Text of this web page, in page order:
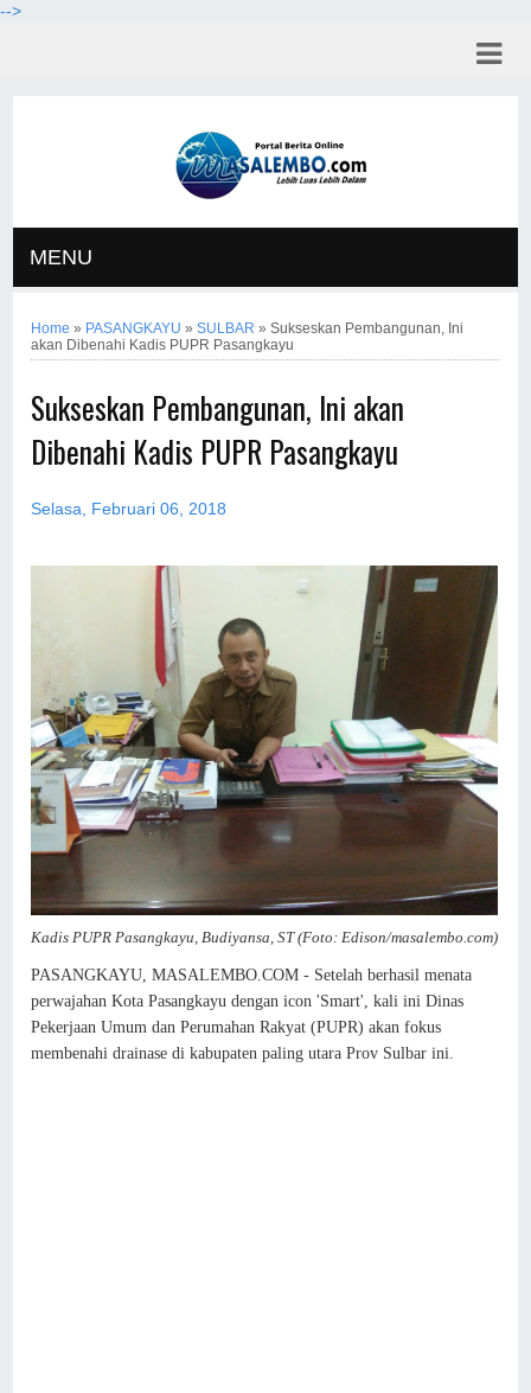
-->
MENU
Home » PASANGKAYU »SULBAR »Sukseskan Pembangunan, Ini
akan Dibenahi Kadis PUPR Pasangkayu
Sukseskan Pembangunan, Ini akan
Dibenahi Kadis PUPR Pasangkayu
Selasa, Februari 06, 2018
Kadis PUPR Pasangkayu, Budiyansa, ST (Foto: Edison/masalembo.com)
PASANGKAYU, MASALEMBO.COM - Setelah berhasil menata
perwajahan Kota Pasangkayu dengan icon 'Smart', kali ini Dinas
Pekerjaan Umum dan Perumahan Rakyat (PUPR) akan fokus
membenahi drainase di kabupaten paling utara Prov Sulbar ini.